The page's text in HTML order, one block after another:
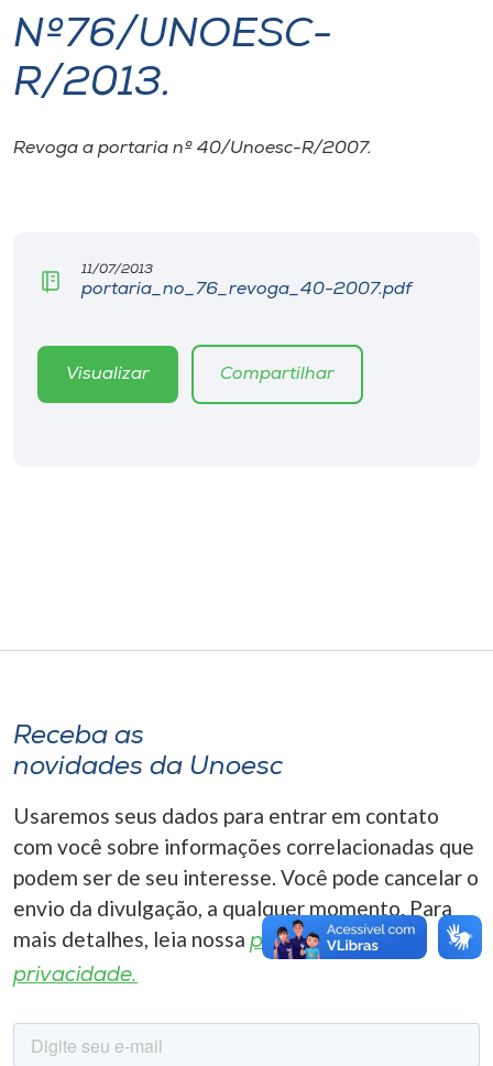
I.nova
Editora
A+
A-
Nº76/UNOESC-
R/2013.
Revoga a portaria nº 40/Unoesc-R/2007.
11/07/2013
portaria_no_76_revoga_40-2007.pdf
Visualizar Compartilhar
Receba as
novidades da Unoesc
Usaremos seus dados para entrar em contato
com você sobre informações correlacionadas que
podem ser de seu interesse. Você pode cancelar o
envio da divulgação, a qualquer momento. Para
mais detalhes, leia nossa política de
privacidade.